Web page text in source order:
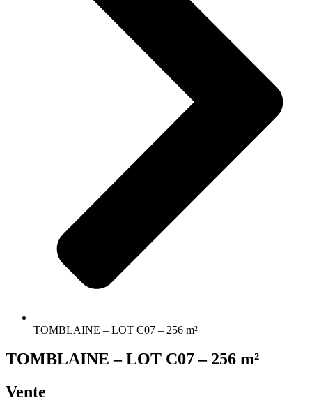
TOMBLAINE – LOT C07 – 256 m²
TOMBLAINE – LOT C07 – 256 m²
Vente